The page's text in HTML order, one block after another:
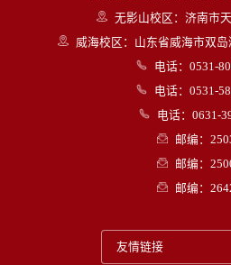
无影山校区：济南市
威海校区：山东省威海市双
电话：0531-
电话：0531-
电话：0631-
邮编：
邮编：
邮编：
友情链接